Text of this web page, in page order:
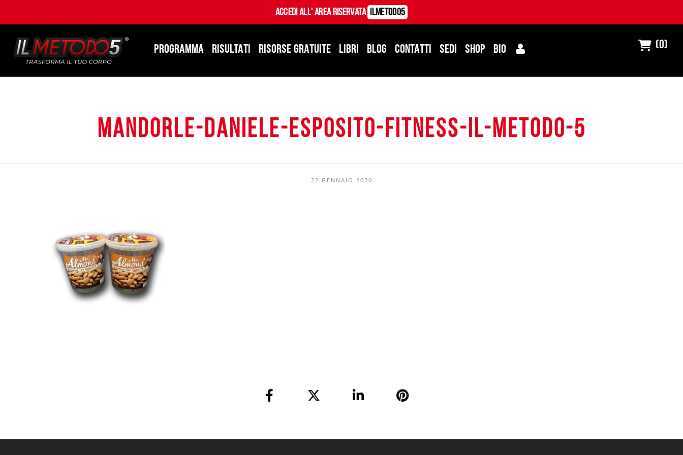
Accedi all' Area Riservata ILMetodo5
PROGRAMMA RISULTATI RISORSE GRATUITE LIBRI BLOG CONTATTI SEDI SHOP BIO (0)
mandorle-daniele-esposito-fitness-il-metodo-5
22 GENNAIO 2020